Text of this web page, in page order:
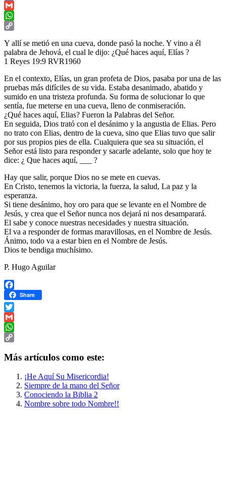
Twitter
Gmail
WhatsApp
Link
Y allí se metió en una cueva, donde pasó la noche. Y vino a él
palabra de Jehová, el cual le dijo: ¿Qué haces aquí, Elías ?
1 Reyes 19:9 RVR1960
En el contexto, Elías, un gran profeta de Dios, pasaba por una de las
pruebas más difíciles de su vida. Estaba desanimado, abatido y
sumido en una tristeza profunda. Su forma de solucionar lo que
sentía, fue meterse en una cueva, lleno de conmiseración.
¿Qué haces aquí, Elias? Fueron la Palabras del Señor.
En seguida, Dios trató con el desánimo y la angustia de Elias. Pero
no trato con Elias, dentro de la cueva, sino que Elias tuvo que salir
por sus propios pies de ella. Cualquiera que sea su situación, el
Señor está listo para responder y sacarle adelante, solo que hoy te
dice: ¿ Que haces aquí, ___ ?
Hay que salir, porque Dios no se mete en cuevas.
En Cristo, tenemos la victoria, la fuerza, la salud, La paz y la
esperanza.
Si tiene desánimo, hoy oro para que se levante en el Nombre de
Jesús, y crea que el Señor nunca nos dejará ni nos desamparará.
El sabe y conoce nuestras necesidades y nuestra situación.
El va a responder de formas maravillosas, en el Nombre de Jesús.
Ánimo, todo va a estar bien en el Nombre de Jesús.
Dios te bendiga muchísimo.
P. Hugo Aguilar
Facebook
Share
Twitter
Gmail
WhatsApp
Link
Más artículos como este:
¡He Aquí Su Misericordia!
Siempre de la mano del Señor
Conociendo la Biblia 2
Nombre sobre todo Nombre!!